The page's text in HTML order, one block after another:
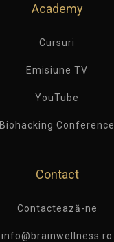
Academy
Cursuri
Emisiune TV
YouTube
Biohacking Conference
Contact
Contactează-ne
info@brainwellness.ro